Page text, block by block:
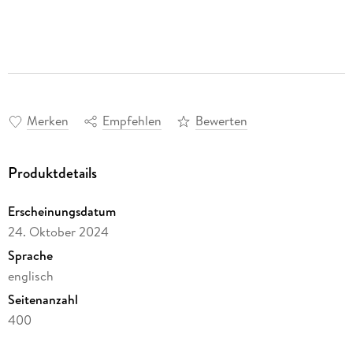
Merken Empfehlen Bewerten
Produktdetails
Erscheinungsdatum
24. Oktober 2024
Sprache
englisch
Seitenanzahl
400